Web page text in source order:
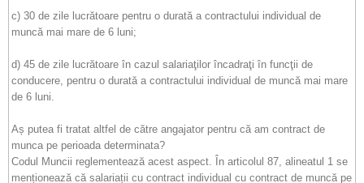
c) 30 de zile lucrătoare pentru o durată a contractului individual de
muncă mai mare de 6 luni;
d) 45 de zile lucrătoare în cazul salariaţilor încadraţi în funcţii de
conducere, pentru o durată a contractului individual de muncă mai mare
de 6 luni.
Aș putea fi tratat altfel de către angajator pentru că am contract de
munca pe perioada determinata?
Codul Muncii reglementează acest aspect. În articolul 87, alineatul 1 se
menționează că salariații cu contract individual cu contract de muncă pe